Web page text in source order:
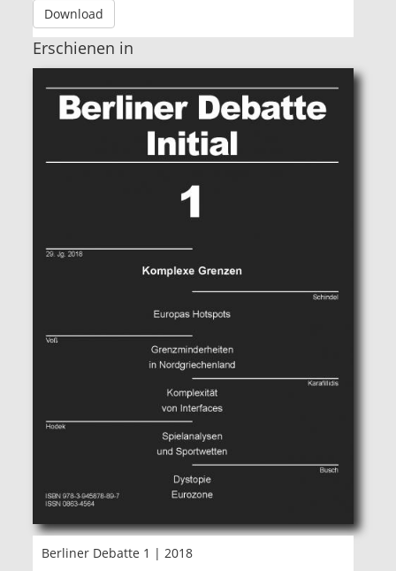
Download
Erschienen in
Berliner Debatte 1 | 2018